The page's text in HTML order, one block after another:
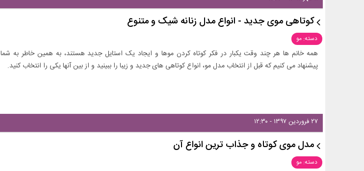
کوتاهی موی جدید - انواع مدل زنانه شیک و متنوع
دسته: مو
همه خانم ها هر چند وقت یکبار در فکر کوتاه کردن موها و ایجاد یک استایل جدید هستند، به همین خاطر به شما
پیشنهاد می کنیم که قبل از انتخاب مدل مو، انواع کوتاهی های جدید و زیبا را ببینید و از بین آنها یکی را انتخاب کنید.
۲۷ فروردین ۱۳۹۷ - ۱۲:۳۰
مدل موی کوتاه و جذاب ترین انواع آن
دسته: مو